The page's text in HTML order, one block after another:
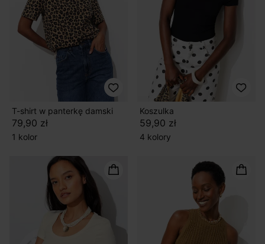
T-shirt w panterkę damski
79,90 zł
1 kolor
Koszulka
59,90 zł
4 kolory